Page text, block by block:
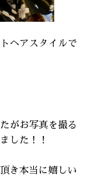
ヘアスタイルで
がお写真を撮る
した！！
き本当に嬉しい